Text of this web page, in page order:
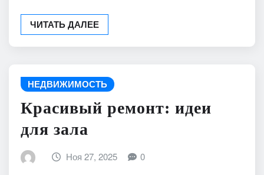
ЧИТАТЬ ДАЛЕЕ
НЕДВИЖИМОСТЬ
Красивый ремонт: идеи
для зала
Ноя 27, 2025 0